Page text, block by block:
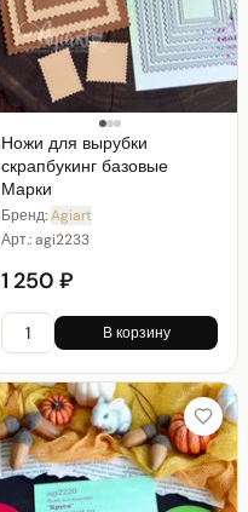
Ножи для вырубки
скрапбукинг базовые
Марки
Бренд:Agiart
Арт.:agi2233
1 250 ₽
В корзину